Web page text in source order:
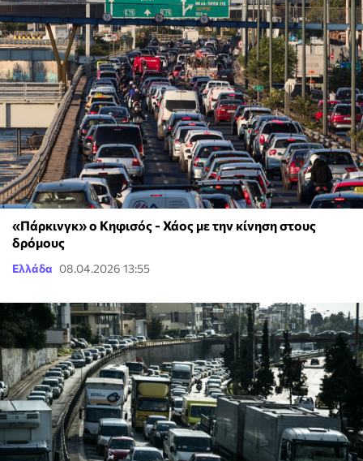
«Πάρκινγκ» ο Κηφισός - Χάος με την κίνηση στους
δρόμους
Ελλάδα 08.04.2026 13:55